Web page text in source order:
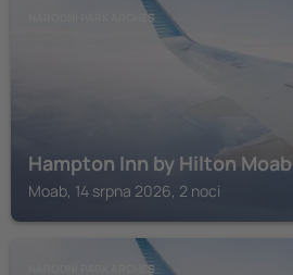
NÁRODNÍ PARK ARCHES
Hampton Inn by Hilton Moab
Moab, 14 srpna 2026, 2 noci
NÁRODNÍ PARK ARCHES